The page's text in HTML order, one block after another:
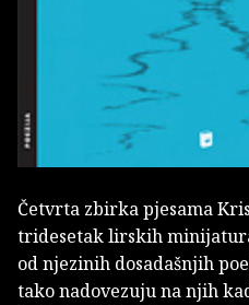
Četvrta zbirka pjesama
tridesetak lirskih
od njezinih dosadašnjih
tako nadovezuju na njih